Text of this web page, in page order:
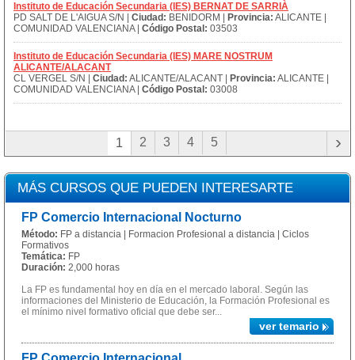
Instituto de Educación Secundaria (IES) BERNAT DE SARRIÀ
PD SALT DE L'AIGUA S/N | Ciudad: BENIDORM | Provincia: ALICANTE |
COMUNIDAD VALENCIANA | Código Postal: 03503
Instituto de Educación Secundaria (IES) MARE NOSTRUM
ALICANTE/ALACANT
CL VERGEL S/N | Ciudad: ALICANTE/ALACANT | Provincia: ALICANTE |
COMUNIDAD VALENCIANA | Código Postal: 03008
1 2 3 4 5 ›
MÁS CURSOS QUE PUEDEN INTERESARTE
FP Comercio Internacional Nocturno
Método: FP a distancia | Formacion Profesional a distancia | Ciclos
Formativos
Temática: FP
Duración: 2,000 horas
La FP es fundamental hoy en día en el mercado laboral. Según las
informaciones del Ministerio de Educación, la Formación Profesional es
el mínimo nivel formativo oficial que debe ser...
ver temario